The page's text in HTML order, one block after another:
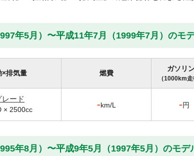
年5月）〜平成11年7月（1999年7月）のモ
×排気量 燃費
ガソリ
（1000km走
ード
× 2500cc -km/L -円
年8月）〜平成9年5月（1997年5月）のモデ